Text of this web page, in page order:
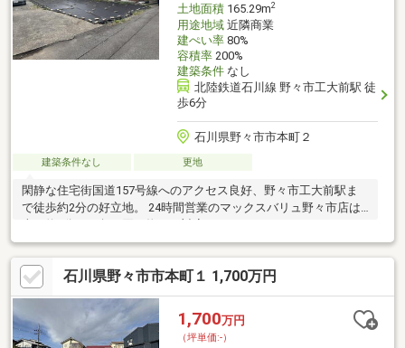
土地面積165.29m2
用途地域近隣商業
建ぺい率80%
容積率200%
建築条件なし
北陸鉄道石川線 野々市工大前駅 徒
歩6分
石川県野々市市本町２
建築条件なし 更地
閑静な住宅街国道157号線へのアクセス良好、野々市工大前駅ま
で徒歩約2分の好立地。 24時間営業のマックスバリュ野々市店は
車で約5分で、急な買い物にも対応できます！
石川県野々市市本町１ 1,700万円
1,700万円
（坪単価:-）